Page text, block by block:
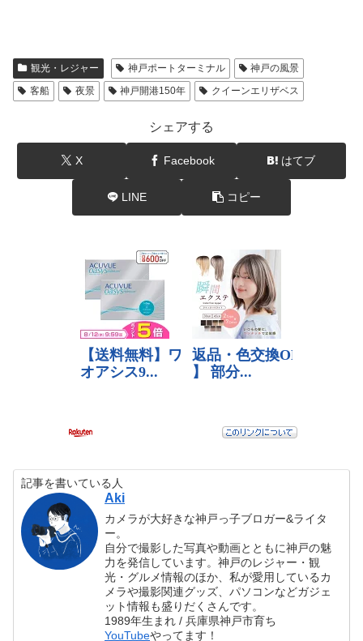
観光・レジャー 神戸ポートターミナル
神戸の風景
客船
夜景 神戸開港150年 クイーンエリザベス
シェアする
X Facebook はてブ
LINE コピー
記事を書いている人
Aki
カメラが大好きな神戸っ子ブロガー&ライタ
ー。
自分で撮影した写真や動画とともに神戸の魅
力を発信しています。神戸のレジャー・観
光・グルメ情報のほか、私が愛用しているカ
メラや撮影関連グッズ、パソコンなどガジェ
ット情報も盛りだくさんです。
1989年生まれ / 兵庫県神戸市育ち
YouTubeやってます！